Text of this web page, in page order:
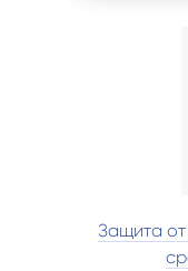
Защита